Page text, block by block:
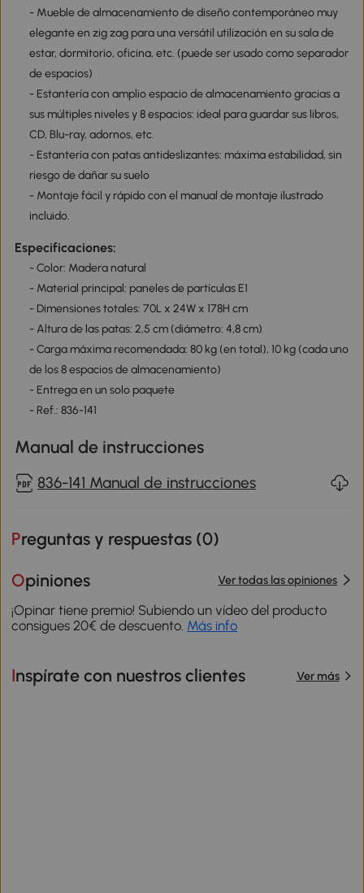
- Mueble de almacenamiento de diseño contemporáneo muy
elegante en zig zag para una versátil utilización en su sala de
estar, dormitorio, oficina, etc. (puede ser usado como separador
de espacios)
- Estantería con amplio espacio de almacenamiento gracias a
sus múltiples niveles y 8 espacios: ideal para guardar sus libros,
CD, Blu-ray, adornos, etc.
- Estantería con patas antideslizantes: máxima estabilidad, sin
riesgo de dañar su suelo
- Montaje fácil y rápido con el manual de montaje ilustrado
incluido.
Especificaciones:
- Color: Madera natural
- Material principal: paneles de partículas E1
- Dimensiones totales: 70L x 24W x 178H cm
- Altura de las patas: 2,5 cm (diámetro: 4,8 cm)
- Carga máxima recomendada: 80 kg (en total), 10 kg (cada uno
de los 8 espacios de almacenamiento)
- Entrega en un solo paquete
- Ref.: 836-141
Manual de instrucciones
836-141 Manual de instrucciones
Preguntas y respuestas (0)
Opiniones Ver todas las opiniones
¡Opinar tiene premio! Subiendo un vídeo del producto
consigues 20€ de descuento. Más info
Inspírate con nuestros clientes Ver más